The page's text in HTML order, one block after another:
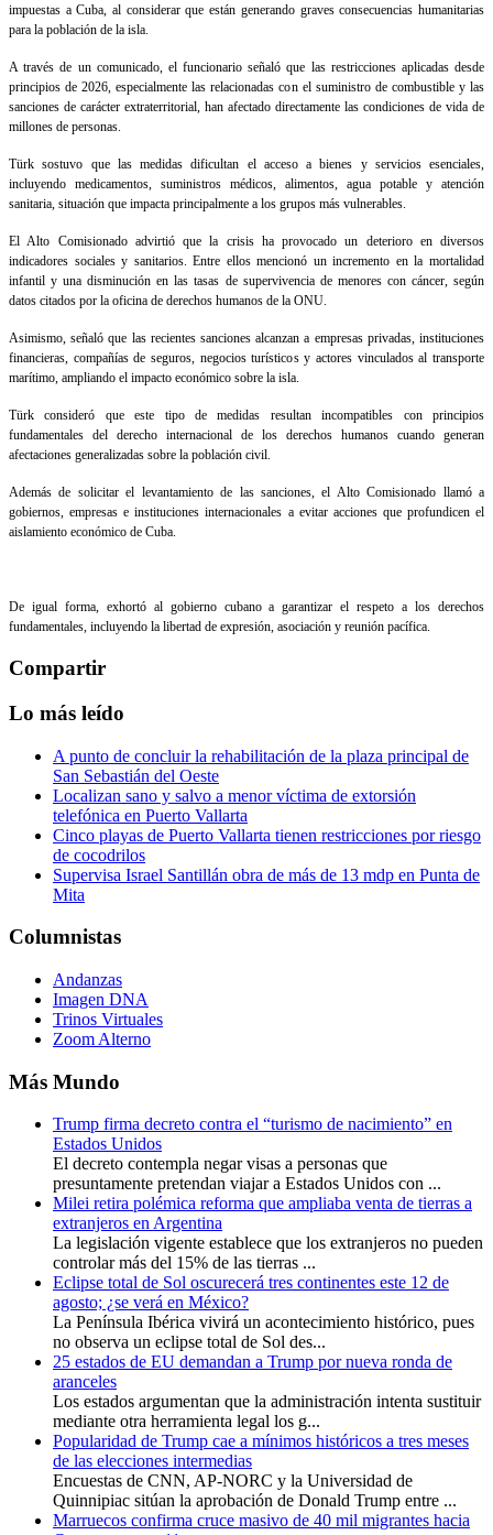
impuestas a Cuba, al considerar que están generando graves consecuencias humanitarias
para la población de la isla.
A través de un comunicado, el funcionario señaló que las restricciones aplicadas desde
principios de 2026, especialmente las relacionadas con el suministro de combustible y las
sanciones de carácter extraterritorial, han afectado directamente las condiciones de vida de
millones de personas.
Türk sostuvo que las medidas dificultan el acceso a bienes y servicios esenciales,
incluyendo medicamentos, suministros médicos, alimentos, agua potable y atención
sanitaria, situación que impacta principalmente a los grupos más vulnerables.
El Alto Comisionado advirtió que la crisis ha provocado un deterioro en diversos
indicadores sociales y sanitarios. Entre ellos mencionó un incremento en la mortalidad
infantil y una disminución en las tasas de supervivencia de menores con cáncer, según
datos citados por la oficina de derechos humanos de la ONU.
Asimismo, señaló que las recientes sanciones alcanzan a empresas privadas, instituciones
financieras, compañías de seguros, negocios turísticos y actores vinculados al transporte
marítimo, ampliando el impacto económico sobre la isla.
Türk consideró que este tipo de medidas resultan incompatibles con principios
fundamentales del derecho internacional de los derechos humanos cuando generan
afectaciones generalizadas sobre la población civil.
Además de solicitar el levantamiento de las sanciones, el Alto Comisionado llamó a
gobiernos, empresas e instituciones internacionales a evitar acciones que profundicen el
aislamiento económico de Cuba.
De igual forma, exhortó al gobierno cubano a garantizar el respeto a los derechos
fundamentales, incluyendo la libertad de expresión, asociación y reunión pacífica.
Compartir
Lo más leído
A punto de concluir la rehabilitación de la plaza principal de
San Sebastián del Oeste
Localizan sano y salvo a menor víctima de extorsión
telefónica en Puerto Vallarta
Cinco playas de Puerto Vallarta tienen restricciones por riesgo
de cocodrilos
Supervisa Israel Santillán obra de más de 13 mdp en Punta de
Mita
Columnistas
Andanzas
Imagen DNA
Trinos Virtuales
Zoom Alterno
Más Mundo
Trump firma decreto contra el “turismo de nacimiento” en
Estados Unidos
El decreto contempla negar visas a personas que
presuntamente pretendan viajar a Estados Unidos con ...
Milei retira polémica reforma que ampliaba venta de tierras a
extranjeros en Argentina
La legislación vigente establece que los extranjeros no pueden
controlar más del 15% de las tierras ...
Eclipse total de Sol oscurecerá tres continentes este 12 de
agosto; ¿se verá en México?
La Península Ibérica vivirá un acontecimiento histórico, pues
no observa un eclipse total de Sol des...
25 estados de EU demandan a Trump por nueva ronda de
aranceles
Los estados argumentan que la administración intenta sustituir
mediante otra herramienta legal los g...
Popularidad de Trump cae a mínimos históricos a tres meses
de las elecciones intermedias
Encuestas de CNN, AP-NORC y la Universidad de
Quinnipiac sitúan la aprobación de Donald Trump entre ...
Marruecos confirma cruce masivo de 40 mil migrantes hacia